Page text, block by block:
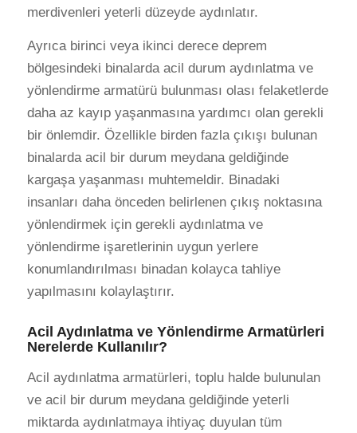
merdivenleri yeterli düzeyde aydınlatır.
Ayrıca birinci veya ikinci derece deprem
bölgesindeki binalarda acil durum aydınlatma ve
yönlendirme armatürü bulunması olası felaketlerde
daha az kayıp yaşanmasına yardımcı olan gerekli
bir önlemdir. Özellikle birden fazla çıkışı bulunan
binalarda acil bir durum meydana geldiğinde
kargaşa yaşanması muhtemeldir. Binadaki
insanları daha önceden belirlenen çıkış noktasına
yönlendirmek için gerekli aydınlatma ve
yönlendirme işaretlerinin uygun yerlere
konumlandırılması binadan kolayca tahliye
yapılmasını kolaylaştırır.
Acil Aydınlatma ve Yönlendirme Armatürleri
Nerelerde Kullanılır?
Acil aydınlatma armatürleri, toplu halde bulunulan
ve acil bir durum meydana geldiğinde yeterli
miktarda aydınlatmaya ihtiyaç duyulan tüm